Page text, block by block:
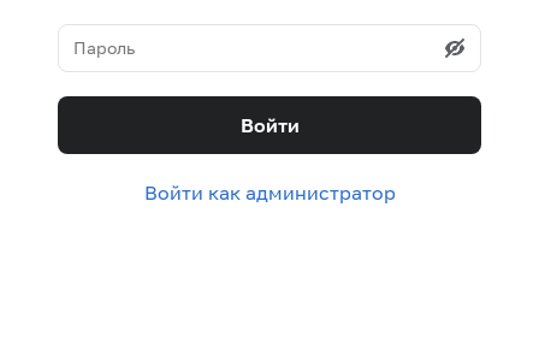
Войти
Войти как администратор